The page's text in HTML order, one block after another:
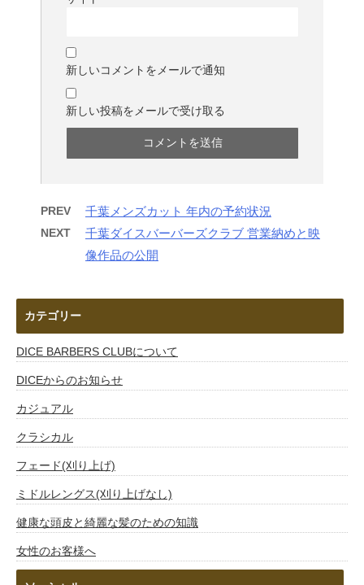
新しいコメントをメールで通知
新しい投稿をメールで受け取る
PREV 千葉メンズカット 年内の予約状況
NEXT
千葉ダイスバーバーズクラブ 営業納めと映
像作品の公開
カテゴリー
DICE BARBERS CLUBについて
DICEからのお知らせ
カジュアル
クラシカル
フェード(刈り上げ)
ミドルレングス(刈り上げなし)
健康な頭皮と綺麗な髪のための知識
女性のお客様へ